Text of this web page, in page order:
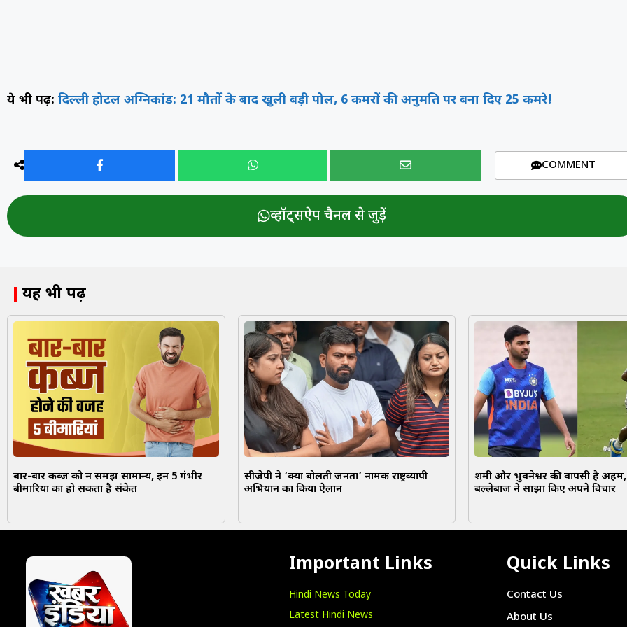
ये भी पढ़ें: दिल्ली होटल अग्निकांड: 21 मौतों के बाद खुली बड़ी पोल, 6 कमरों की अनुमति पर बना दिए 25 कमरे!
COMMENT
व्हॉट्सऐप चैनल से जुड़ें
यह भी पढ़ें
बार-बार कब्ज को न समझें सामान्य, इन 5 गंभीर
बीमारियों का हो सकता है संकेत
सीजेपी ने ‘क्या बोलती जनता’ नामक राष्ट्रव्यापी
अभियान का किया ऐलान
शमी और भुवनेश्वर की वापसी है अहम,
बल्लेबाज ने साझा किए अपने विचार
Important Links
Hindi News Today
Latest Hindi News
Quick Links
Contact Us
About Us